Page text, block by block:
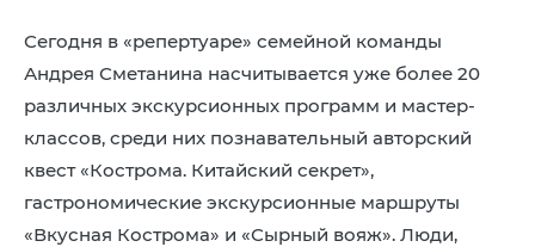
Сегодня в «репертуаре» семейной команды
Андрея Сметанина насчитывается уже более 20
различных экскурсионных программ и мастер-
классов, среди них познавательный авторский
квест «Кострома. Китайский секрет»,
гастрономические экскурсионные маршруты
«Вкусная Кострома» и «Сырный вояж». Люди,